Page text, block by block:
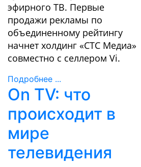
эфирного ТВ. Первые
продажи рекламы по
объединенному рейтингу
начнет холдинг «СТС Медиа»
совместно с селлером Vi.
Подробнее ...
On TV: что
происходит в
мире
телевидения